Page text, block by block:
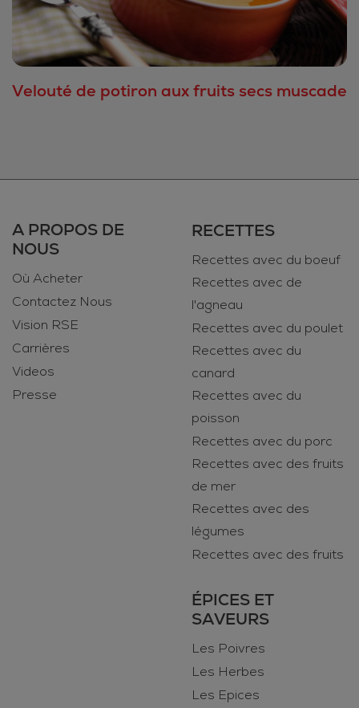
Velouté de potiron aux fruits secs muscade
A PROPOS DE
NOUS
Où Acheter
Contactez Nous
Vision RSE
Carrières
Videos
Presse
RECETTES
Recettes avec du boeuf
Recettes avec de
l'agneau
Recettes avec du poulet
Recettes avec du
canard
Recettes avec du
poisson
Recettes avec du porc
Recettes avec des fruits
de mer
Recettes avec des
légumes
Recettes avec des fruits
ÉPICES ET
SAVEURS
Les Poivres
Les Herbes
Les Epices